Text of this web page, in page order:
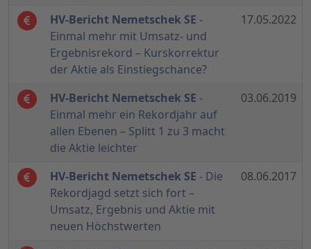
HV-Bericht Nemetschek SE -
Einmal mehr mit Umsatz- und
Ergebnisrekord – Kurskorrektur
der Aktie als Einstiegschance?
17.05.2022
HV-Bericht Nemetschek SE -
Einmal mehr ein Rekordjahr auf
allen Ebenen – Splitt 1 zu 3 macht
die Aktie leichter
03.06.2019
HV-Bericht Nemetschek SE - Die
Rekordjagd setzt sich fort –
Umsatz, Ergebnis und Aktie mit
neuen Höchstwerten
08.06.2017